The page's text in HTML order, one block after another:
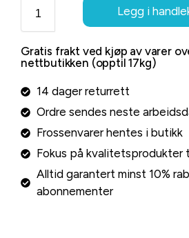
Legg i
Gratis frakt ved kjøp av varer
nettbutikken (opptil 17kg)
14 dager returrett
Ordre sendes neste
Frossenvarer hentes i butikk
Fokus på kvalitetsprodukter
Alltid garantert minst 10%
abonnementer